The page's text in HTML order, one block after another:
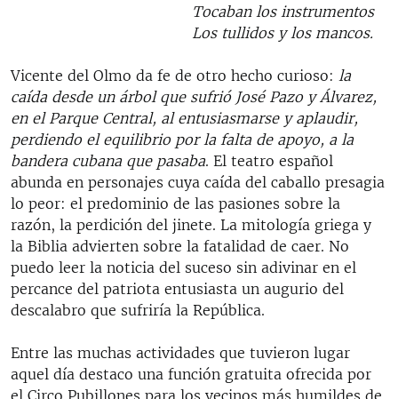
Tocaban los instrumentos
Los tullidos y los mancos.
Vicente del Olmo da fe de otro hecho curioso: la
caída desde un árbol que sufrió José Pazo y Álvarez,
en el Parque Central, al entusiasmarse y aplaudir,
perdiendo el equilibrio por la falta de apoyo, a la
bandera cubana que pasaba. El teatro español
abunda en personajes cuya caída del caballo presagia
lo peor: el predominio de las pasiones sobre la
razón, la perdición del jinete. La mitología griega y
la Biblia advierten sobre la fatalidad de caer. No
puedo leer la noticia del suceso sin adivinar en el
percance del patriota entusiasta un augurio del
descalabro que sufriría la República.
Entre las muchas actividades que tuvieron lugar
aquel día destaco una función gratuita ofrecida por
el Circo Pubillones para los vecinos más humildes de